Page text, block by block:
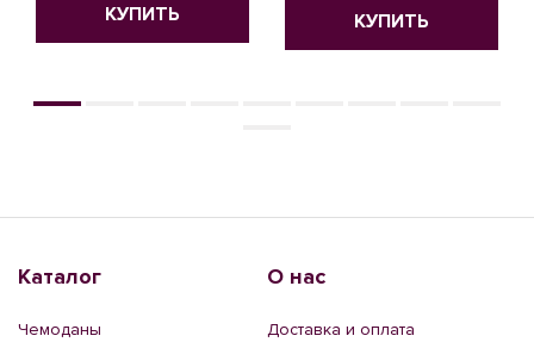
КУПИТЬ КУПИТЬ
Каталог
Чемоданы
О нас
Доставка и оплата